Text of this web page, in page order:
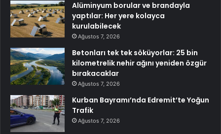
Alüminyum borular ve brandayla
yaptılar: Her yere kolayca
kurulabilecek
Ağustos 7, 2026
Betonları tek tek söküyorlar: 25 bin
kilometrelik nehir ağını yeniden özgür
bırakacaklar
Ağustos 7, 2026
Kurban Bayramı’nda Edremit’te Yoğun
Trafik
Ağustos 7, 2026